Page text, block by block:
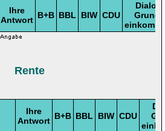
Ihre
Antwort B+B BBL BIW CDU
Dialog
Grund-
Rente
Ihre
Antwort B+B BBL BIW CDU